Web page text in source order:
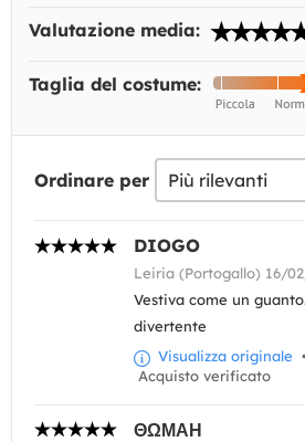
Valutazione media:
Taglia del costume:
Ordinare per
DIOGO
Leiria (Portogallo) 16/
Vestiva come un
divertente
Visualizza originale
Acquisto verificato
ΘΩΜΑΗ